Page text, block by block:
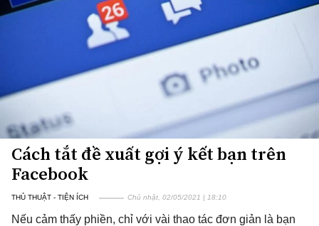
Cách tắt đề xuất gợi ý kết bạn trên
Facebook
THỦ THUẬT - TIỆN ÍCH Chủ nhật, 02/05/2021 | 18:10
Nếu cảm thấy phiền, chỉ với vài thao tác đơn giản là bạn